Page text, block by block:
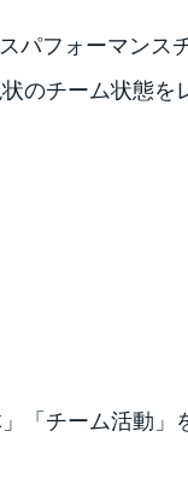
パフォーマンス
のチーム状態を
「チーム活動」